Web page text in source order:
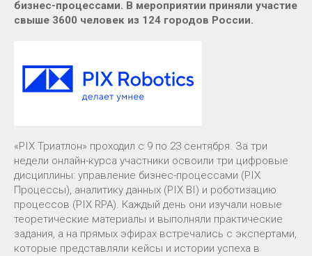
бизнес-процессами. В мероприятии приняли участие
свыше 3600 человек из 124 городов России.
«PIX Триатлон» проходил с 9 по 23 сентября. За три
недели онлайн-курса участники освоили три цифровые
дисциплины: управление бизнес-процессами (PIX
Процессы), аналитику данных (PIX BI) и роботизацию
процессов (PIX RPA). Каждый день они изучали новые
теоретические материалы и выполняли практические
задания, а на прямых эфирах встречались с экспертами,
которые представляли кейсы и истории успеха в